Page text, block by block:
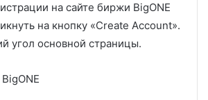
на сайте биржи BigONE
на кнопку «Create Account».
угол основной страницы.